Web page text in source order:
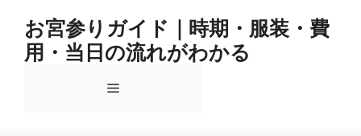
お宮参りガイド｜時期・服装・費
用・当日の流れがわかる
メ